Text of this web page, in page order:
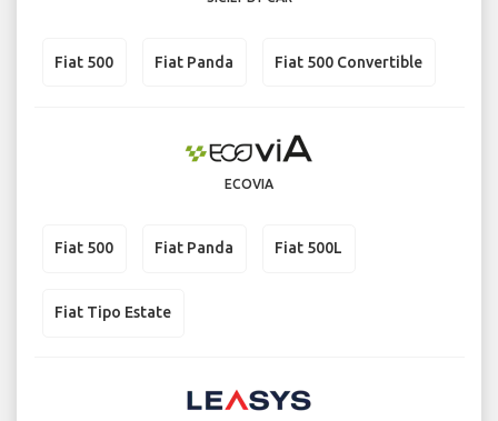
Fiat 500 Fiat Panda Fiat 500 Convertible
ECOVIA
Fiat 500 Fiat Panda Fiat 500L
Fiat Tipo Estate